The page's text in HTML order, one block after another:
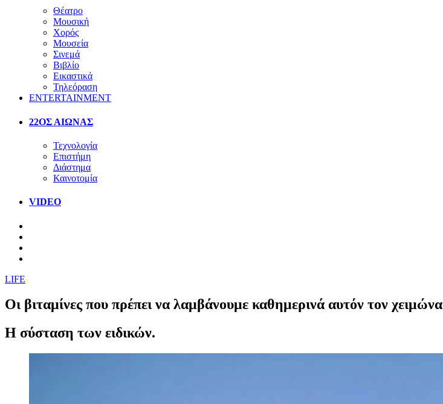
Θέατρο
Μουσική
Χορός
Μουσεία
Σινεμά
Βιβλίο
Εικαστικά
Τηλεόραση
ENTERTAINMENT
22ΟΣ ΑΙΩΝΑΣ
Τεχνολογία
Επιστήμη
Διάστημα
Καινοτομία
VIDEO
LIFE
Οι βιταμίνες που πρέπει να λαμβάνουμε καθημερινά αυτόν τον χειμώνα
Η σύσταση των ειδικών.